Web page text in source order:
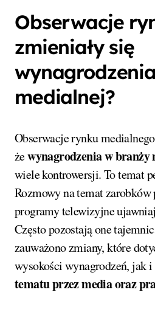
Obserwacje
zmieniały się
medialnej?
Obserwacje rynku
żewynagrodzenia w branży
wiele kontrowersji. To temat
Rozmowy na temat zarobków
programy telewizyjne
Często pozostają one
zauważono zmiany, które
wysokości wynagrodzeń, jak i
tematu przez media oraz